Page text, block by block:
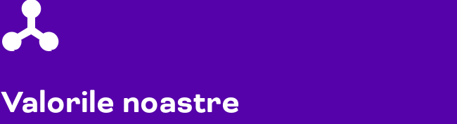
skill-collaboration
Valorile noastre